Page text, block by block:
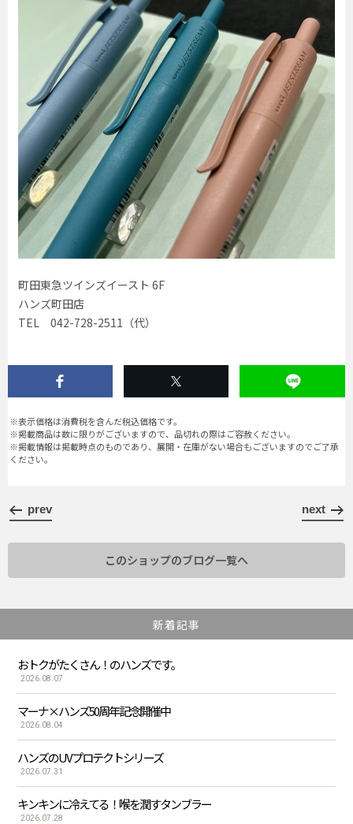
町田東急ツインズイースト 6F
ハンズ町田店
TEL 042-728-2511（代）
※表示価格は消費税を含んだ税込価格です。
※掲載商品は数に限りがございますので、品切れの際はご容赦ください。
※掲載情報は掲載時点のものであり、展開・在庫がない場合もございますのでご了承
ください。
prev next
このショップのブログ一覧へ
新着記事
おトクがたくさん！のハンズです。
2026.08.07
マーナ×ハンズ50周年記念開催中
2026.08.04
ハンズのUVプロテクトシリーズ
2026.07.31
キンキンに冷えてる！喉を潤すタンブラー
2026.07.28